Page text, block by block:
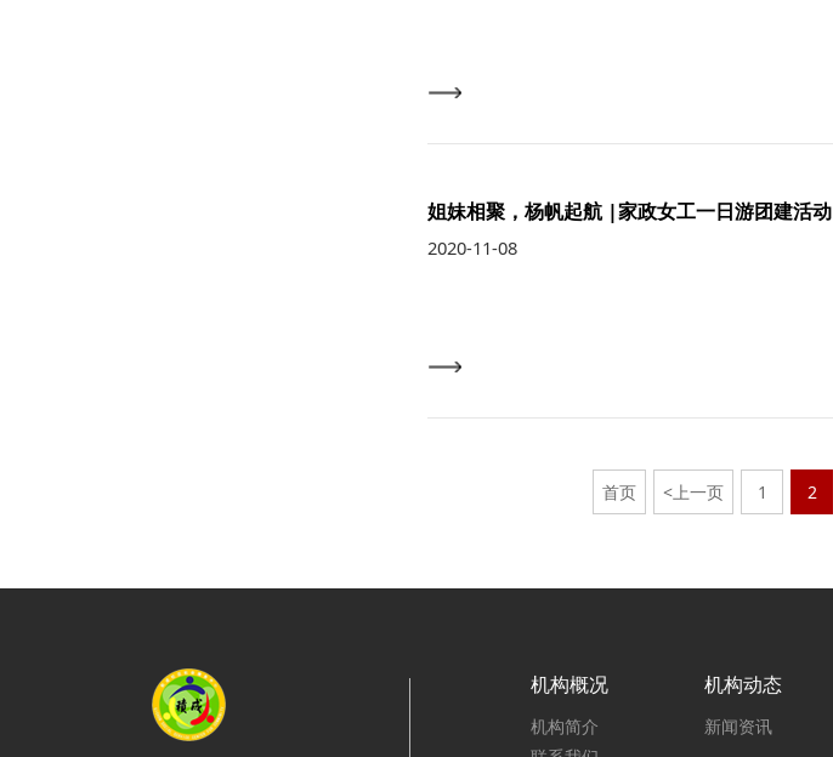
姐妹相聚，杨帆起航 |家政女工一日游团建活动
2020-11-08
首页 <上一页 1 2
机构概况
机构简介
机构动态
新闻资讯